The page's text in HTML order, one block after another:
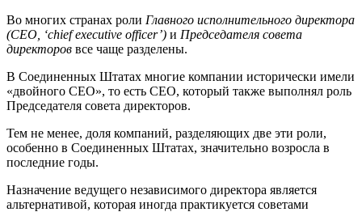
Во многих странах роли Главного исполнительного директора
(CEO, ‘chief executive officer’) и Председателя совета
директоров все чаще разделены.
В Соединенных Штатах многие компании исторически имели
«двойного CEO», то есть CEO, который также выполнял роль
Председателя совета директоров.
Тем не менее, доля компаний, разделяющих две эти роли,
особенно в Соединенных Штатах, значительно возросла в
последние годы.
Назначение ведущего независимого директора является
альтернативой, которая иногда практикуется советами